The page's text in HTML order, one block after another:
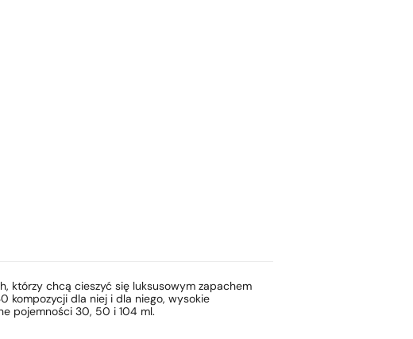
którzy chcą cieszyć się luksusowym zapachem
kompozycji dla niej i dla niego, wysokie
pojemności 30, 50 i 104 ml.